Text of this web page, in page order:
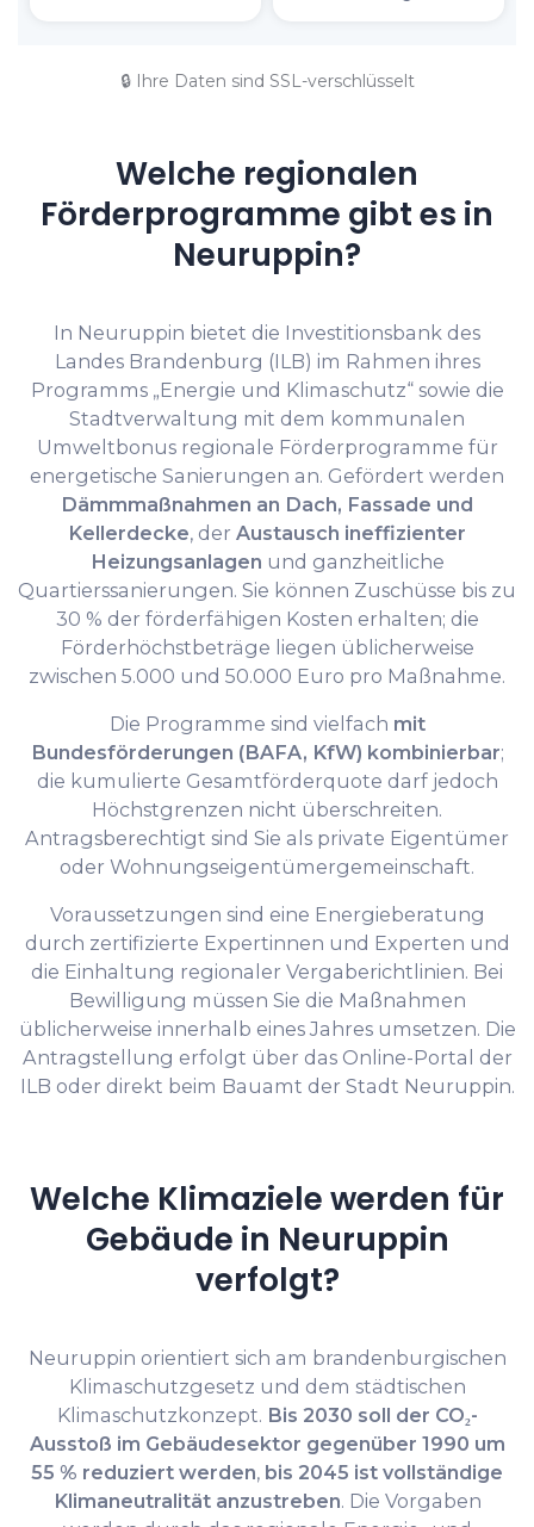
🔒 Ihre Daten sind SSL-verschlüsselt
Welche regionalen
Förderprogramme gibt es in
Neuruppin?
In Neuruppin bietet die Investitionsbank des
Landes Brandenburg (ILB) im Rahmen ihres
Programms „Energie und Klimaschutz“ sowie die
Stadtverwaltung mit dem kommunalen
Umweltbonus regionale Förderprogramme für
energetische Sanierungen an. Gefördert werden
Dämmmaßnahmen an Dach, Fassade und
Kellerdecke, der Austausch ineffizienter
Heizungsanlagen und ganzheitliche
Quartierssanierungen. Sie können Zuschüsse bis zu
30 % der förderfähigen Kosten erhalten; die
Förderhöchstbeträge liegen üblicherweise
zwischen 5.000 und 50.000 Euro pro Maßnahme.
Die Programme sind vielfach mit
Bundesförderungen (BAFA, KfW) kombinierbar;
die kumulierte Gesamtförderquote darf jedoch
Höchstgrenzen nicht überschreiten.
Antragsberechtigt sind Sie als private Eigentümer
oder Wohnungseigentümergemeinschaft.
Voraussetzungen sind eine Energieberatung
durch zertifizierte Expertinnen und Experten und
die Einhaltung regionaler Vergaberichtlinien. Bei
Bewilligung müssen Sie die Maßnahmen
üblicherweise innerhalb eines Jahres umsetzen. Die
Antragstellung erfolgt über das Online-Portal der
ILB oder direkt beim Bauamt der Stadt Neuruppin.
Welche Klimaziele werden für
Gebäude in Neuruppin
verfolgt?
Neuruppin orientiert sich am brandenburgischen
Klimaschutzgesetz und dem städtischen
Klimaschutzkonzept. Bis 2030 soll der CO₂-
Ausstoß im Gebäudesektor gegenüber 1990 um
55 % reduziert werden, bis 2045 ist vollständige
Klimaneutralität anzustreben. Die Vorgaben